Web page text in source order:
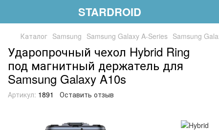
STARDROID
Каталог Samsung Samsung Galaxy A-Series Samsung
Ударопрочный чехол Hybrid Ring
под магнитный держатель для
Samsung Galaxy A10s
Артикул: 1891 Оставить отзыв